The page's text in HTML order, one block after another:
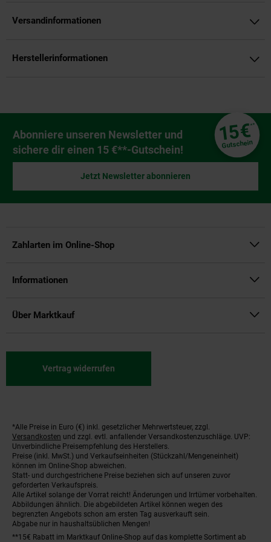
Versandinformationen
Herstellerinformationen
Newsletter Anmeldung
Abonniere unseren Newsletter und
sichere dir einen 15 €**-Gutschein!
15€**
Gutschein
Jetzt Newsletter abonnieren
Zahlarten im Online-Shop
Informationen
Über Marktkauf
Vertrag widerrufen
Fußnoten
*Alle Preise in Euro (€) inkl. gesetzlicher Mehrwertsteuer, zzgl.
Versandkosten und zzgl. evtl. anfallender Versandkostenzuschläge. UVP:
Unverbindliche Preisempfehlung des Herstellers.
Preise (inkl. MwSt.) und Verkaufseinheiten (Stückzahl/Mengeneinheit)
können im Online-Shop abweichen.
Statt- und durchgestrichene Preise beziehen sich auf unseren zuvor
geforderten Verkaufspreis.
Alle Artikel solange der Vorrat reicht! Änderungen und Irrtümer vorbehalten.
Abbildungen ähnlich. Die abgebildeten Artikel können wegen des
begrenzten Angebots schon am ersten Tag ausverkauft sein.
Abgabe nur in haushaltsüblichen Mengen!
**15€ Rabatt im Marktkauf Online-Shop auf das komplette Sortiment ab